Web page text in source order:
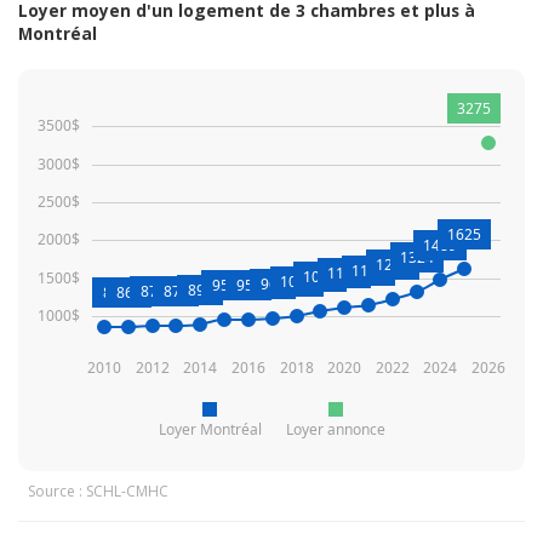
Loyer moyen d'un logement de 3 chambres et plus à
Montréal
Loyer Montréal Loyer annonce
2010 2012 2014 2016 2018 2020 2022 2024 2026
1000$
1500$
2000$
2500$
3000$
3500$
863868876879898953958966100910721113114612321324
1489
1625
3275
Source : SCHL-CMHC